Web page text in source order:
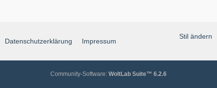
Stil ändern
Datenschutzerklärung Impressum
Community-Software: WoltLab Suite™ 6.2.6